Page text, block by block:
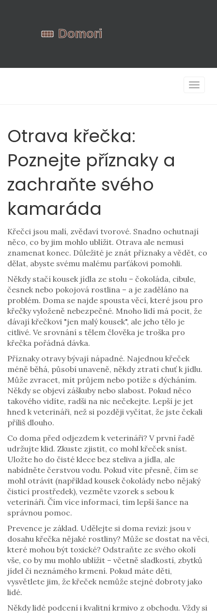
Otrava křečka:
Poznejte příznaky a
zachraňte svého
kamaráda
Křečci jsou malí, zvědaví tvorové. Snadno ochutnají
něco, co by jim mohlo ublížit. Otrava ale nemusí
znamenat konec. Důležité je znát příznaky a vědět, co
dělat, abyste svému malému parťákovi pomohli.
Někdy stačí kousek jídla ze stolu – čokoláda, cibule,
česnek nebo pokojová rostlina – a je zaděláno na
problém. Doma se najde spousta věcí, které jsou pro
křečky vyloženě nebezpečné. Mnoho lidí má pocit, že
dávají křečkovi "jen malý kousek", ale jeho tělo je
citlivé. Ve srovnání s tělem člověka je troška pro
křečka pořádná dávka.
Příznaky otravy bývají nápadné. Najednou křeček
méně běhá, působí unaveně, někdy ztratí chuť k jídlu.
Může zvracet, mít průjem nebo potíže s dýcháním.
Někdy se objeví záškuby nebo slabost. Pokud něco
takového vidíte, radši na nic nečekejte. Lepší je jet
hned k veterináři, než si později vyčítat, že jste čekali
příliš dlouho.
Co doma před odjezdem k veterináři? V první řadě
udržujte klid. Zkuste zjistit, co mohl křeček sníst.
Uložte ho do čisté klece bez steliva a jídla, ale
nabídněte čerstvou vodu. Pokud víte přesně, čím se
mohl otrávit (například kousek čokolády nebo nějaký
čisticí prostředek), vezměte vzorek s sebou k
veterináři. Čím více informací, tím lepší šance na
správnou pomoc.
Prevence je základ. Udělejte si doma revizi: jsou v
dosahu křečka nějaké rostliny? Může se dostat na věci,
které mohou být toxické? Odstraňte ze svého okolí
vše, co by mu mohlo ublížit – včetně sladkostí, zbytků
jídel či neznámého krmení. Pokud máte děti,
vysvětlete jim, že křeček nemůže stejné dobroty jako
lidé.
Někdy lidé podcení i kvalitní krmivo z obchodu. Vždy si